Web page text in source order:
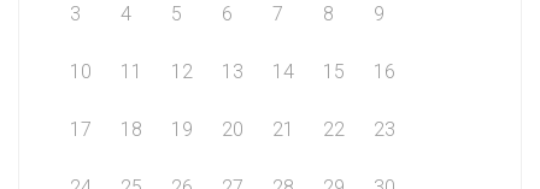
3 4 5 6 7 8 9
10 11 12 13 14 15 16
17 18 19 20 21 22 23